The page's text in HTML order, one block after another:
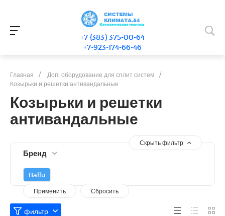
+7 (383) 375-00-64
+7-923-174-66-46
Главная / Доп. оборудование для сплит систем
/
Козырьки и решетки антивандальные
Козырьки и решетки
антивандальные
Скрыть фильтр
Бренд
Ballu